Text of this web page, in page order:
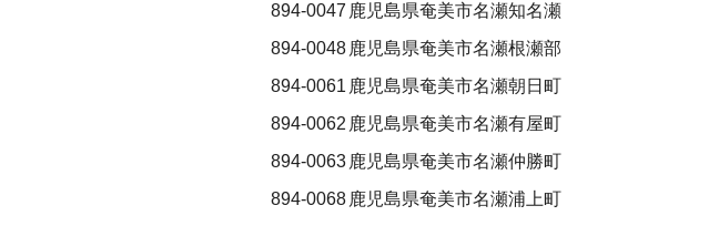
894-0047 鹿児島県奄美市名瀬知名瀬
894-0048 鹿児島県奄美市名瀬根瀬部
894-0061 鹿児島県奄美市名瀬朝日町
894-0062 鹿児島県奄美市名瀬有屋町
894-0063 鹿児島県奄美市名瀬仲勝町
894-0068 鹿児島県奄美市名瀬浦上町